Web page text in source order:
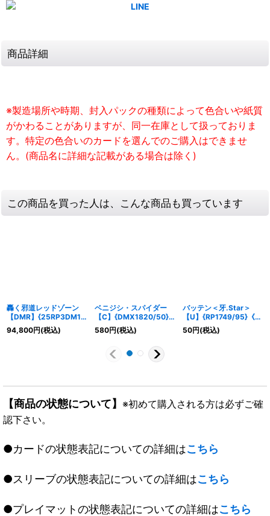
商品詳細
※製造場所や時期、封入パックの種類によって色合いや紙質
がかわることがありますが、同一在庫として扱っておりま
す。特定の色合いのカードを選んでのご購入はできませ
ん。(商品名に詳細な記載がある場合は除く)
この商品を買った人は、こんな商品も買っています
轟く邪道レッドゾーン
【DMR】{25RP3DM1
秘/DM1}《火》
94,800円(税込)
ベニジシ・スパイダー
【C】{DMX1820/50}
《自然》
580円(税込)
バッテン＜牙.Star＞
【U】{RP1749/95}《自
然》
50円(税込)
【商品の状態について】 ※初めて購入される方は必ずご確
認下さい。
●カードの状態表記についての詳細はこちら
●スリーブの状態表記についての詳細はこちら
●プレイマットの状態表記についての詳細はこちら